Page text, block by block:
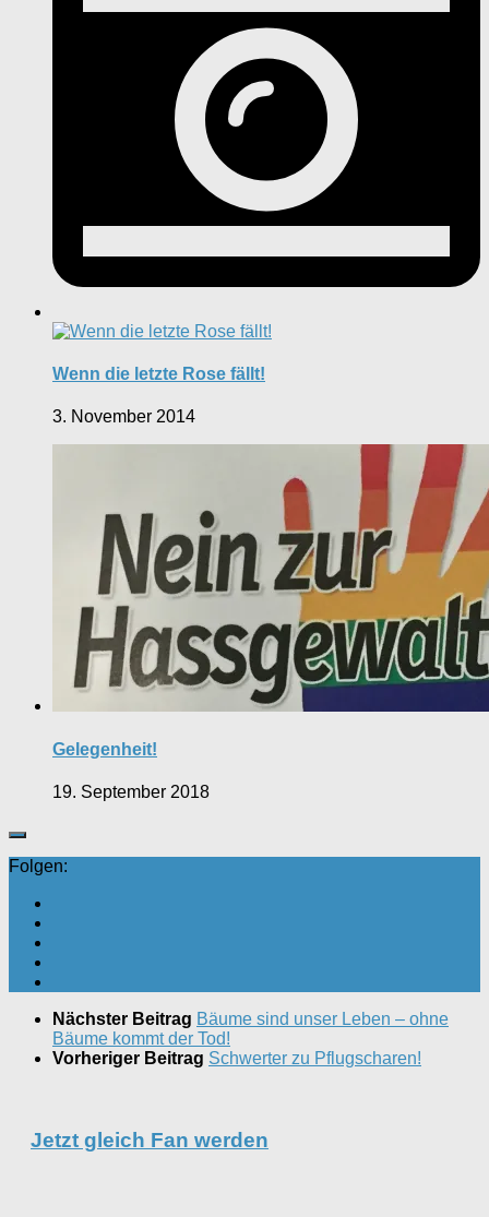
Wenn die letzte Rose fällt!
3. November 2014
Gelegenheit!
19. September 2018
Folgen:
Nächster Beitrag Bäume sind unser Leben – ohne
Bäume kommt der Tod!
Vorheriger Beitrag Schwerter zu Pflugscharen!
Jetzt gleich Fan werden